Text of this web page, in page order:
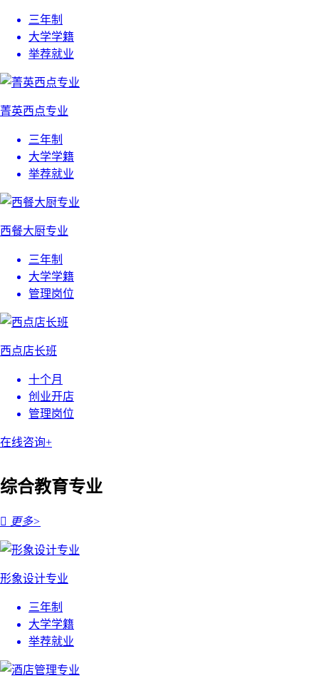
三年制
大学学籍
举荐就业
菁英西点专业
三年制
大学学籍
举荐就业
西餐大厨专业
三年制
大学学籍
管理岗位
西点店长班
十个月
创业开店
管理岗位
在线咨询+
综合教育专业
 更多>
形象设计专业
三年制
大学学籍
举荐就业